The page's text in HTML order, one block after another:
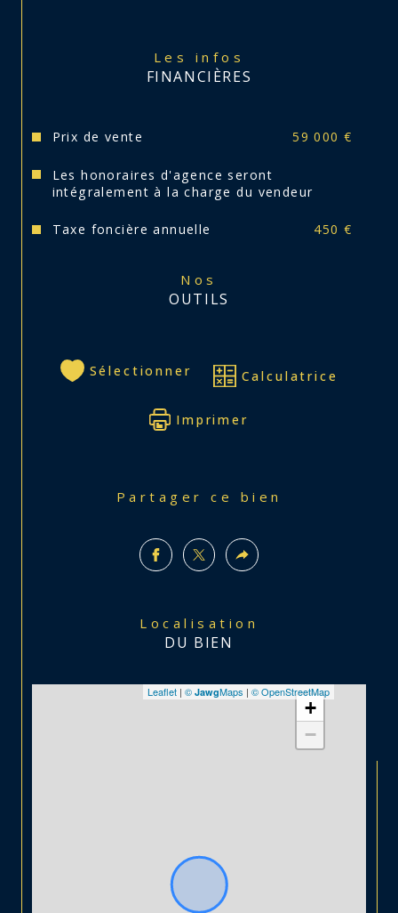
Les infos
FINANCIÈRES
Prix de vente 59 000 €
Les honoraires d'agence seront
intégralement à la charge du vendeur
Taxe foncière annuelle 450 €
Nos
OUTILS
Sélectionner Calculatrice
Imprimer
Partager ce bien
Localisation
DU BIEN
+
−
Leaflet | © JawgMaps | © OpenStreetMap